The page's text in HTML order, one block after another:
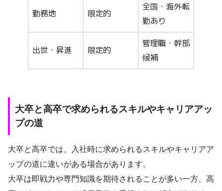
勤務地 限定的
全国・海外転
勤あり
出世・昇進 限定的
管理職・幹部
候補
大卒と高卒で求められるスキルやキャリアアッ
プの道
大卒と高卒では、入社時に求められるスキルやキャリアア
ップの道に違いがある場合があります。
大卒は即戦力や専門知識を期待されることが多い一方、高